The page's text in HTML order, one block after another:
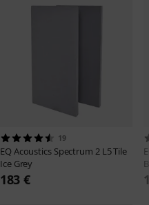
19
EQ Acoustics Spectrum 2 L5 Tile
Ice Grey
183 €